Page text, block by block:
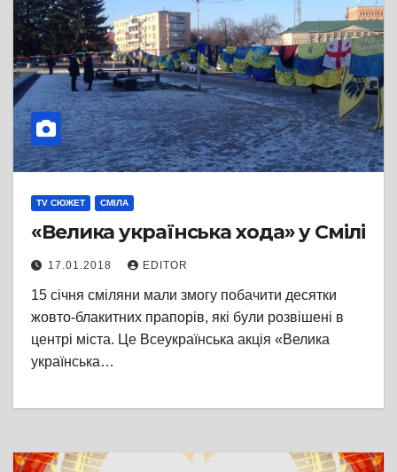
TV СЮЖЕТ СМІЛА
«Велика українська хода» у Смілі
17.01.2018 EDITOR
15 січня сміляни мали змогу побачити десятки
жовто-блакитних прапорів, які були розвішені в
центрі міста. Це Всеукраїнська акція «Велика
українська…